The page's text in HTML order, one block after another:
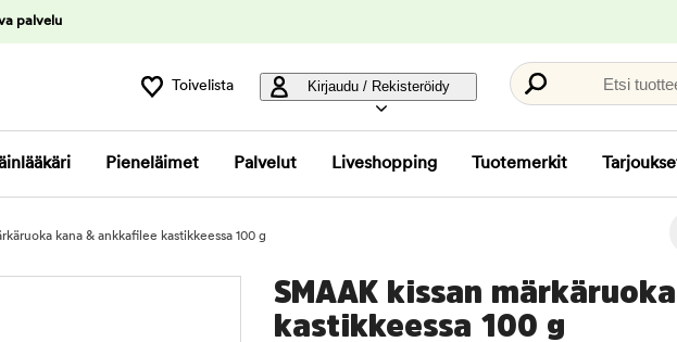
palvelu
Toivelista Kirjaudu / Rekisteröidy Etsi
Pieneläimet Palvelut Liveshopping Tuotemerkit
kana & ankkafilee kastikkeessa 100 g
SMAAK kissan
kastikkeessa 100 g